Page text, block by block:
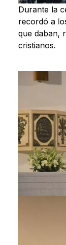
Durante la
recordó a
que daban,
cristianos.